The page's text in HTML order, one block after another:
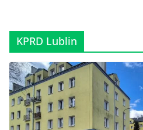
KPRD Lublin